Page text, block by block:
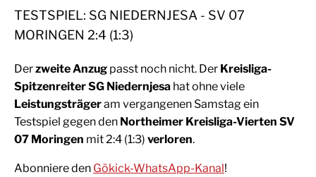
TESTSPIEL: SG NIEDERNJESA - SV 07
MORINGEN 2:4 (1:3)
Derzweite Anzug passt noch nicht. Der Kreisliga-
Spitzenreiter SG Niedernjesa hat ohne viele
Leistungsträgeram vergangenen Samstag ein
Testspiel gegen den Northeimer Kreisliga-Vierten SV
07 Moringen mit 2:4 (1:3) verloren.
Abonniere den Gökick-WhatsApp-Kanal!